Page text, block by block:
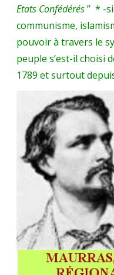
Etats Confédérés” * -
communisme,
pouvoir à travers le
peuple s’est-il choisi
1789 et surtout